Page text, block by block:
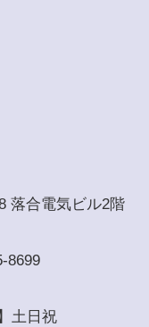
落合電気ビル2階
8699
土日祝